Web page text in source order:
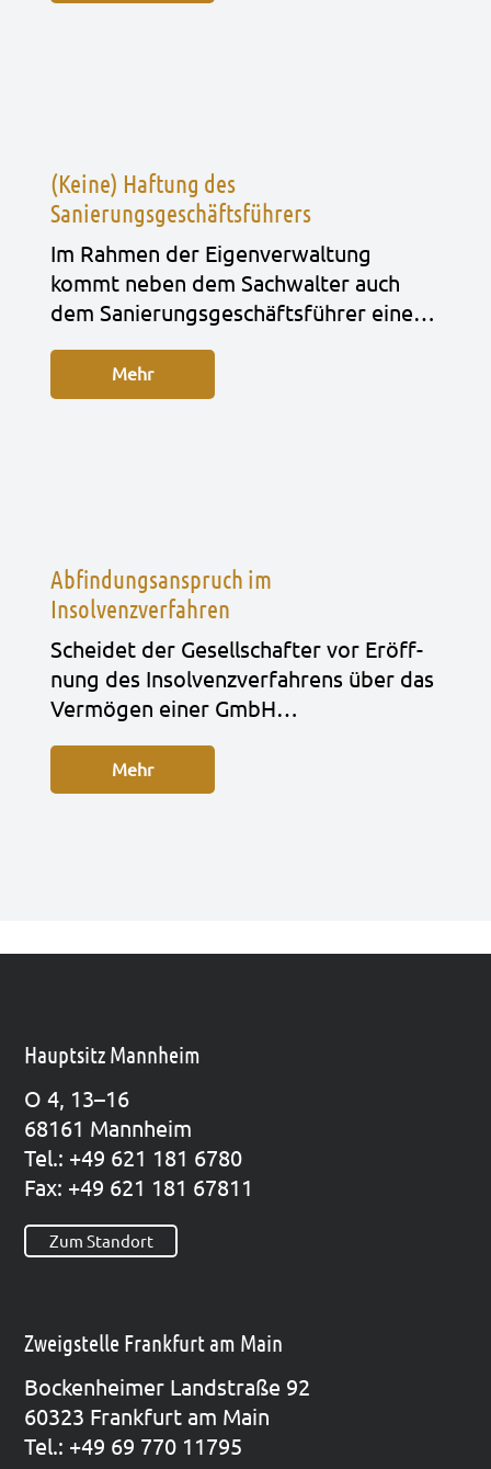
(Keine) Haftung des
Sanierungsgeschäftsführers
Im Rah­men der Eigen­ver­wal­tung
kommt neben dem Sach­wal­ter auch
dem Sanie­rungs­ge­schäfts­füh­rer eine…
Mehr
Abfindungsanspruch im
Insolvenzverfahren
Schei­det der Gesell­schaf­ter vor Eröff­
nung des Insol­venz­ver­fah­rens über das
Ver­mö­gen einer GmbH…
Mehr
Hauptsitz Mannheim
O 4, 13–16
68161 Mann­heim
Tel.: +49 621 181 6780
Fax: +49 621 181 67811
Zum Standort
Zweigstelle Frankfurt am Main
Bocken­hei­mer Land­stra­ße 92
60323 Frank­furt am Main
Tel.: +49 69 770 11795